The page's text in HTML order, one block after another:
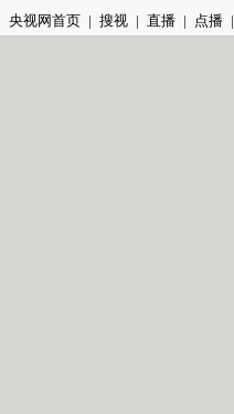
央视网首页 | 搜视 | 直播 | 点播 |